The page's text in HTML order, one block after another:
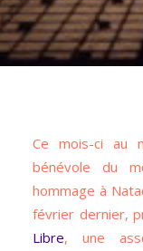
Ce mois-ci au
bénévole du
hommage à
février dernier,
Libre, une